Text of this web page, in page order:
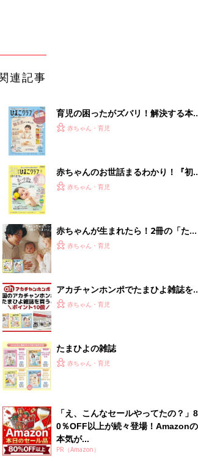
0％OFF以上が続々登場！Amazonの
本気が...
PR（Amazon）
離乳食はいつから？進め方は？「たまひよ きほんの離
授乳の悩みや初めての離乳食作りに役立つ
子育てとお金